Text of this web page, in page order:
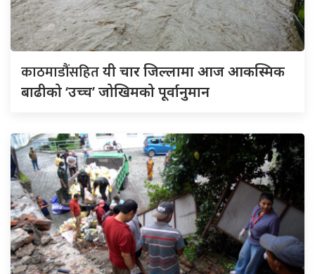
काठमाडौंसहितयी चार जिल्लामा आज आकस्मिक
बाढीको ‘उच्च’ जोखिमको पूर्वानुमान